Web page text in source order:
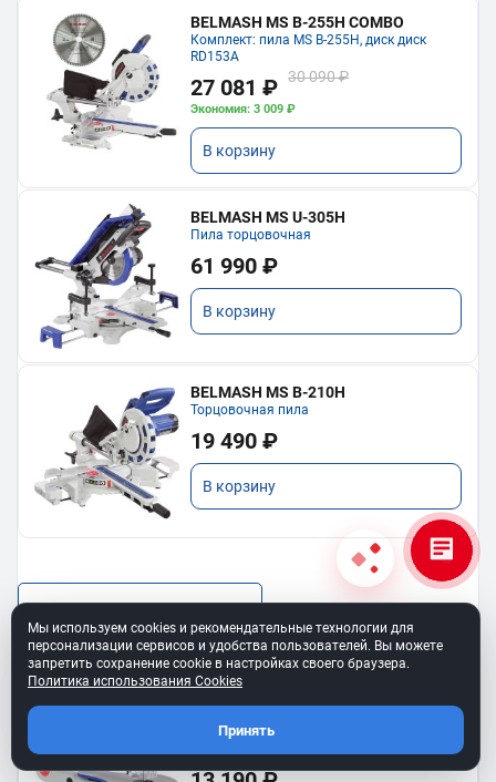
BELMASH MS B-255H COMBO
Комплект: пила MS B-255H, диск диск
RD153A
27 081 ₽ 30 090 ₽
Экономия: 3 009 ₽
В корзину
BELMASH MS U-305H
Пила торцовочная
61 990 ₽
В корзину
BELMASH MS B-210H
Торцовочная пила
19 490 ₽
В корзину
Показать еще
BELMASH SS-400VS
Мы используем cookies и рекомендательные технологии для
персонализации сервисов и удобства пользователей. Вы можете
запретить сохранение cookie в настройках своего браузера.
Политика использования Cookies
Принять